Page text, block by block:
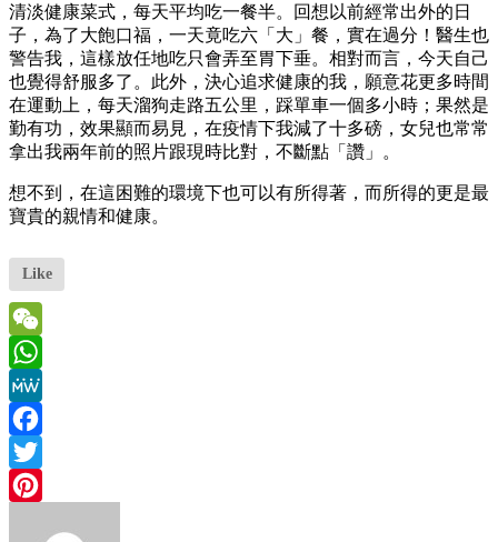
清淡健康菜式，每天平均吃一餐半。回想以前經常出外的日
子，為了大飽口福，一天竟吃六「大」餐，實在過分！醫生也
警告我，這樣放任地吃只會弄至胃下垂。相對而言，今天自己
也覺得舒服多了。此外，決心追求健康的我，願意花更多時間
在運動上，每天溜狗走路五公里，踩單車一個多小時；果然是
勤有功，效果顯而易見，在疫情下我減了十多磅，女兒也常常
拿出我兩年前的照片跟現時比對，不斷點「讚」。
想不到，在這困難的環境下也可以有所得著，而所得的更是最
寶貴的親情和健康。
Like
WeChat
WhatsApp
MeWe
Facebook
Twitter